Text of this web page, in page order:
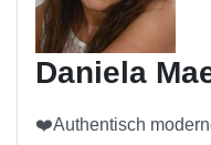
Daniela
❤️Authentisch